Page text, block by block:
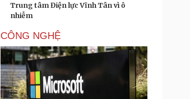
Trung tâm Điện lực Vĩnh Tân vì ô
nhiễm
CÔNG NGHỆ